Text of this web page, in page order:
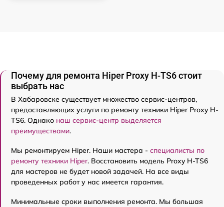
Почему для ремонта Hiper Proxy H-TS6 стоит
выбрать нас
В Хабаровске существует множество сервис-центров,
предоставляющих услуги по ремонту техники Hiper Proxy H-
TS6. Однако наш сервис-центр выделяется
преимуществами.
Мы ремонтируем Hiper. Наши мастера - специалисты по
ремонту техники Hiper. Восстановить модель Proxy H-TS6
для мастеров не будет новой задачей. На все виды
проведенных работ у нас имеется гарантия.
Минимальные сроки выполнения ремонта. Мы большая